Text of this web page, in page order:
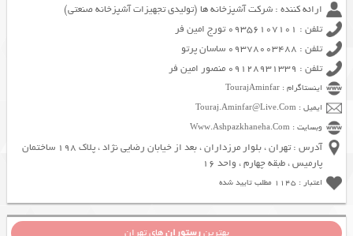
ارائه کننده : شرکت آشپزخانه ها (تولیدی تجهیزات آشپزخانه صنعتی)
تلفن : 09356107101 تورج امین فر
تلفن : 09378003488 ساسان پرتو
تلفن : 09128931339 منصور امین فر
اینستاگرام : TourajAminfar
ایمیل : Touraj.Aminfar@Live.Com
وبسایت : Www.Ashpazkhaneha.Com
آدرس : تهران ، بلوار مرزداران ، بعد از خیابان رضایی نژاد ، پلاک 198 ساختمان
پارمیس ، طبقه چهارم ، واحد 16
اعتبار : 1145 مطلب تایید شده
بهترینرستورانهای تهران